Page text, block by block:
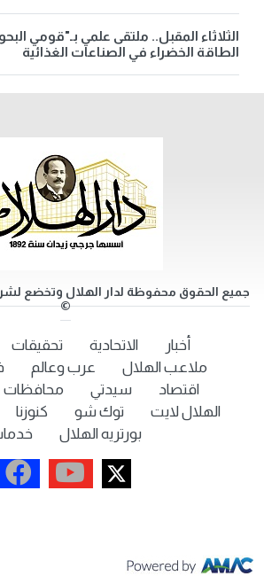
الثلاثاء المقبل.. ملتقى علمي بـ"قومي
الطاقة الخضراء في الصناعات الغذائية
جميع الحقوق محفوظة لدار الهلال وتخضع
©
أخبار الاتحادية تحقيقات
ملاعب الهلال
عرب وعالم
اقتصاد
سيدتي محافظات
الهلال لايت
توك شو كنوزنا
بورتريه الهلال